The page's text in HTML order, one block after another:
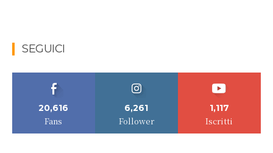
SEGUICI
20,616
Fans
6,261
Follower
1,117
Iscritti